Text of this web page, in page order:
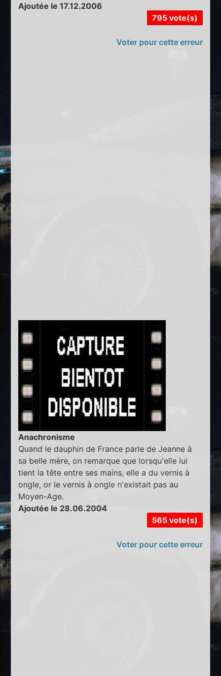
Ajoutée le 17.12.2006
795 vote(s)
Voter pour cette erreur
Anachronisme
Quand le dauphin de France parle de Jeanne à
sa belle mère, on remarque que lorsqu'elle lui
tient la tête entre ses mains, elle a du vernis à
ongle, or le vernis à ongle n'existait pas au
Moyen-Age.
Ajoutée le 28.06.2004
565 vote(s)
Voter pour cette erreur